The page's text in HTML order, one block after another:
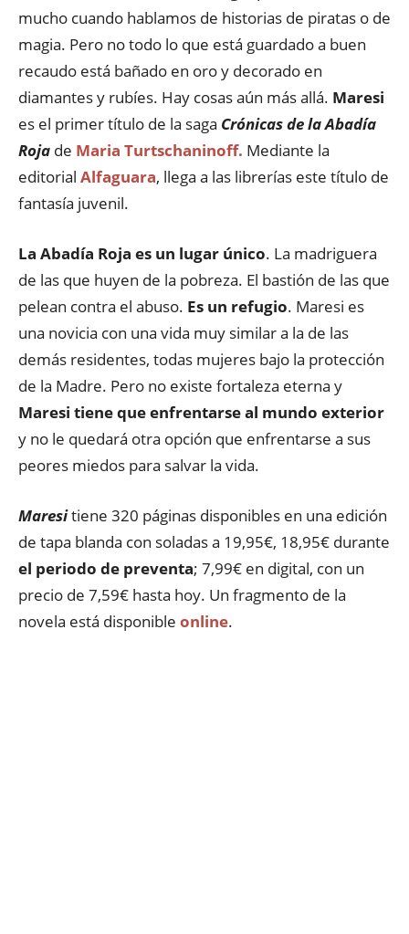
mucho cuando hablamos de historias de piratas o de
magia. Pero no todo lo que está guardado a buen
recaudo está bañado en oro y decorado en
diamantes y rubíes. Hay cosas aún más allá. Maresi
es el primer título de la saga Crónicas de la Abadía
Roja de Maria Turtschaninoff. Mediante la
editorial Alfaguara, llega a las librerías este título de
fantasía juvenil.
La Abadía Roja es un lugar único. La madriguera
de las que huyen de la pobreza. El bastión de las que
pelean contra el abuso. Es un refugio. Maresi es
una novicia con una vida muy similar a la de las
demás residentes, todas mujeres bajo la protección
de la Madre. Pero no existe fortaleza eterna y
Maresi tiene que enfrentarse al mundo exterior
y no le quedará otra opción que enfrentarse a sus
peores miedos para salvar la vida.
Maresitiene 320 páginas disponibles en una edición
de tapa blanda con soladas a 19,95€, 18,95€ durante
el periodo de preventa; 7,99€ en digital, con un
precio de 7,59€ hasta hoy. Un fragmento de la
novela está disponible online.